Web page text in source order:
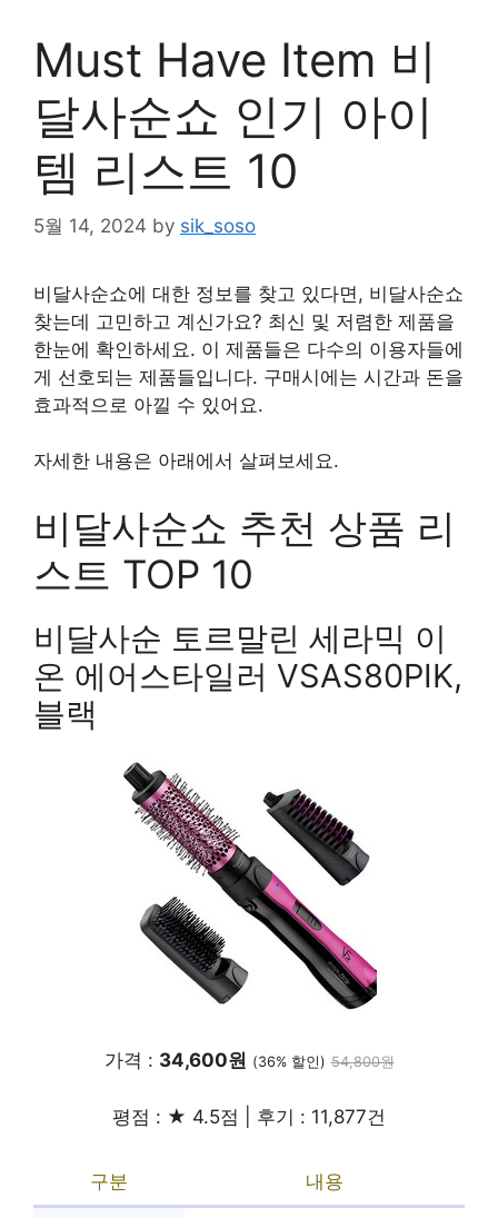
Must Have Item 비
달사순쇼 인기 아이
템 리스트 10
5월 14, 2024 by sik_soso
비달사순쇼에 대한 정보를 찾고 있다면, 비달사순쇼
찾는데 고민하고 계신가요? 최신 및 저렴한 제품을
한눈에 확인하세요. 이 제품들은 다수의 이용자들에
게 선호되는 제품들입니다. 구매시에는 시간과 돈을
효과적으로 아낄 수 있어요.
자세한 내용은 아래에서 살펴보세요.
비달사순쇼 추천 상품 리
스트 TOP 10
비달사순 토르말린 세라믹 이
온 에어스타일러 VSAS80PIK,
블랙
가격 : 34,600원 (36% 할인) 54,800원
평점 : ★ 4.5점 | 후기 : 11,877건
구분 내용